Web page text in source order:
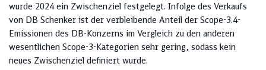
wurde 2024 ein Zwischenziel festgelegt. Infolge des Verkaufs
von DB Schenker ist der verbleibende Anteil der Scope-3.4-
Emissionen des DB-Konzerns im Vergleich zu den anderen
wesentlichen Scope-3-Kategorien sehr gering, sodass kein
neues Zwischenziel definiert wurde.